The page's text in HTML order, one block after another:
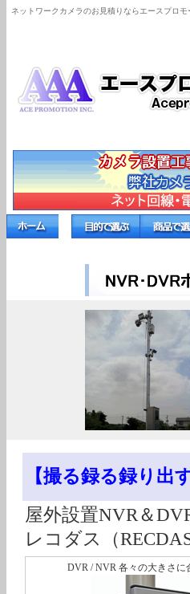
ネットワークカメラのお見積りならエースプロ
【撮る録る録り出
屋外設置NVR＆
レコダス（
DVR / NVR 各々の大きさに